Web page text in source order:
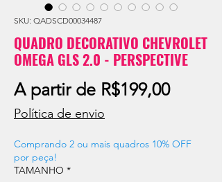
SKU: QADSCD00034487
QUADRO DECORATIVO CHEVROLET
OMEGA GLS 2.0 - PERSPECTIVE
A partir de R$199,00Preço
Política de envio
Comprando 2 ou mais quadros 10% OFF
por peça!
TAMANHO *